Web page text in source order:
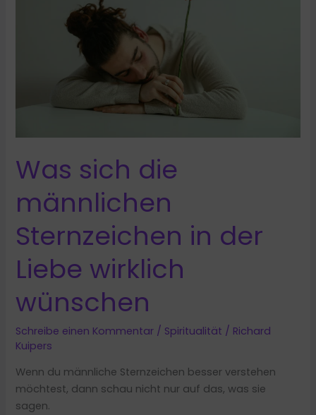
Was sich die
männlichen
Sternzeichen in der
Liebe wirklich
wünschen
Schreibe einen Kommentar / Spiritualität / Richard
Kuipers
Wenn du männliche Sternzeichen besser verstehen
möchtest, dann schau nicht nur auf das, was sie
sagen.